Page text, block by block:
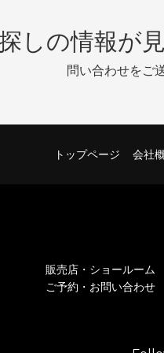
しの情報が
問い合わせをご
トップページ 会社
販売店・ショールーム
ご予約・お問い合わせ